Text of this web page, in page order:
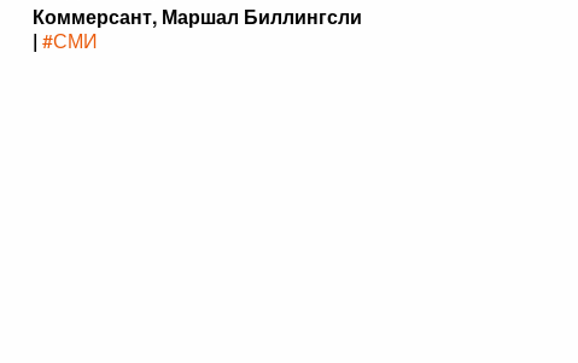
Коммерсант, Маршал Биллингсли
| #СМИ